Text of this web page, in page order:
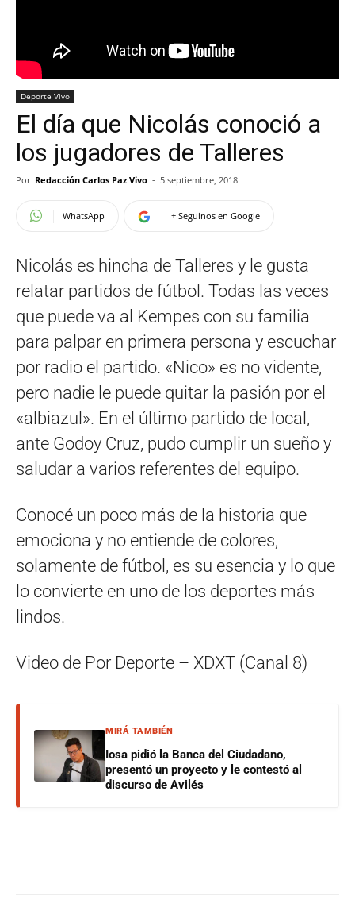
Deporte Vivo
El día que Nicolás conoció a
los jugadores de Talleres
Por Redacción Carlos Paz Vivo - 5 septiembre, 2018
WhatsApp + Seguinos en Google
Nicolás es hincha de Talleres y le gusta
relatar partidos de fútbol. Todas las veces
que puede va al Kempes con su familia
para palpar en primera persona y escuchar
por radio el partido. «Nico» es no vidente,
pero nadie le puede quitar la pasión por el
«albiazul». En el último partido de local,
ante Godoy Cruz, pudo cumplir un sueño y
saludar a varios referentes del equipo.
Conocé un poco más de la historia que
emociona y no entiende de colores,
solamente de fútbol, es su esencia y lo que
lo convierte en uno de los deportes más
lindos.
Video de Por Deporte – XDXT (Canal 8)
MIRÁ TAMBIÉN
Iosa pidió la Banca del Ciudadano,
presentó un proyecto y le contestó al
discurso de Avilés